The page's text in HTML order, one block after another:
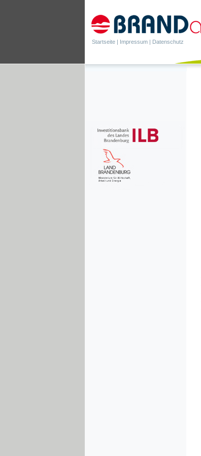
Startseite | Impressum | Datenschutz